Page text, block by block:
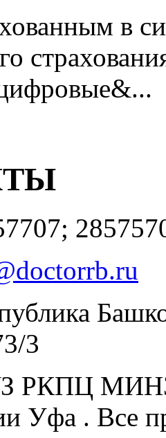
в
3
РКПЦ
Уфа . Все